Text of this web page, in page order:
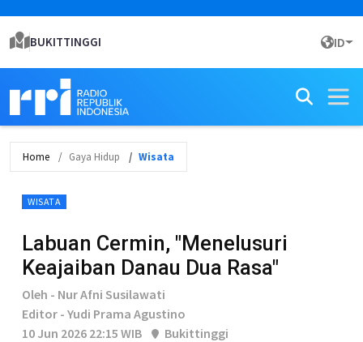
BUKITTINGGI ID
Home Gaya Hidup Wisata
WISATA
Labuan Cermin, "Menelusuri
Keajaiban Danau Dua Rasa"
Oleh - Nur Afni Susilawati
Editor - Yudi Prama Agustino
10 Jun 2026 22:15 WIB
Bukittinggi